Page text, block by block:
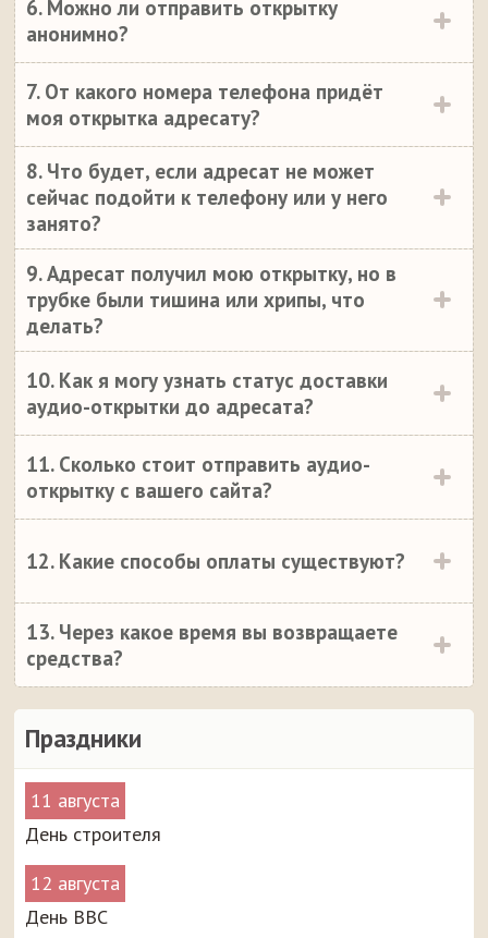
Праздники
11 августа
День строителя
12 августа
День ВВС
6. Можно ли отправить открытку
анонимно?
7. От какого номера телефона придёт
моя открытка адресату?
8. Что будет, если адресат не может
сейчас подойти к телефону или у него
занято?
9. Адресат получил мою открытку, но в
трубке были тишина или хрипы, что
делать?
10. Как я могу узнать статус доставки
аудио-открытки до адресата?
11. Сколько стоит отправить аудио-
открытку с вашего сайта?
12. Какие способы оплаты существуют?
13. Через какое время вы возвращаете
средства?